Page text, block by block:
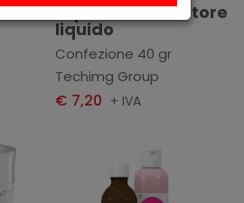
Silpod catalizzatore
liquido
Confezione 40 gr
Techimg Group
€ 7,20 + IVA